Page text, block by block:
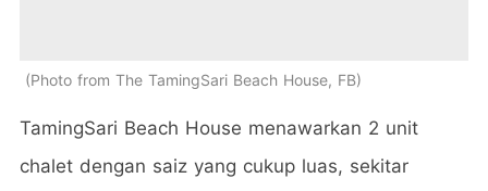
Photo from The TamingSari Beach House, FB
TamingSari Beach House menawarkan 2 unit
chalet dengan saiz yang cukup luas, sekitar